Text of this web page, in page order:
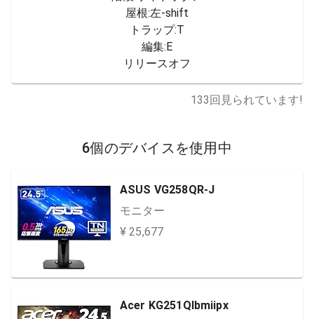
屋根:左-shift
トラップ:T
編集:E
リリースオフ
133回見られています!
6個のデバイスを使用中
ASUS VG258QR-J
モニター
¥ 25,677
Acer KG251QIbmiipx